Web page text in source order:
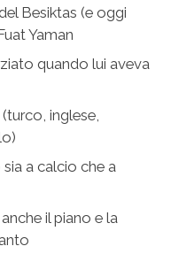
Besiktas (e oggi
Yaman
quando lui aveva
(turco, inglese,
a calcio che a
il piano e la